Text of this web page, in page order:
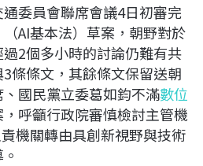
L
i
n
k
委員會聯席會議4日初審完
AI基本法）草案，朝野對於
2個多小時的討論仍難有共
條條文，其餘條文保留送朝
國民黨立委葛如鈞不滿數位
呼籲行政院審慎檢討主管機
機關轉由具創新視野與技術